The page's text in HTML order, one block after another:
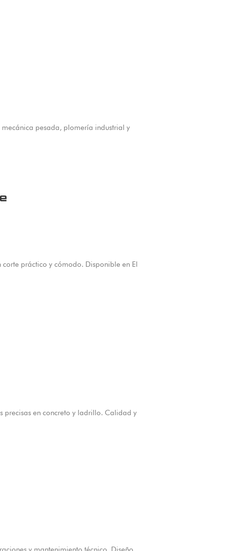
pesada, plomería industrial y
práctico y cómodo. Disponible en El
precisas en concreto y ladrillo. Calidad y